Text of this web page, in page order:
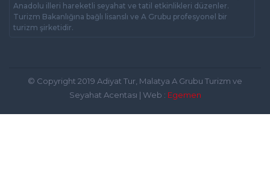
Anadolu illeri hareketli seyahat ve tatil etkinlikleri düzenler.
Turizm Bakanlığına bağlı lisanslı ve A Grubu profesyonel bir
turizm şirketidir.
© Copyright 2019 Adiyat Tur, Malatya A Grubu Turizm ve
Seyahat Acentası | Web : Egemen